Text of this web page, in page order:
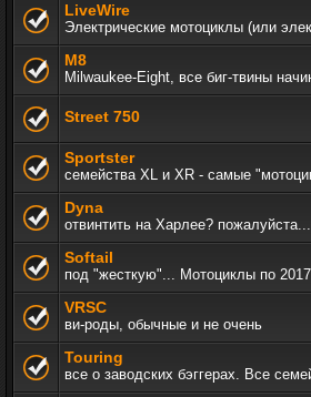
LiveWire
Электрические мотоциклы (или
M8
Milwaukee-Eight, все биг-твины
Street 750
Sportster
семейства XL и XR - самые
Dyna
отвинтить на Харлее?
Softail
под "жесткую"... Мотоциклы по
VRSC
ви-роды, обычные и не очень
Touring
все о заводских бэггерах. Все